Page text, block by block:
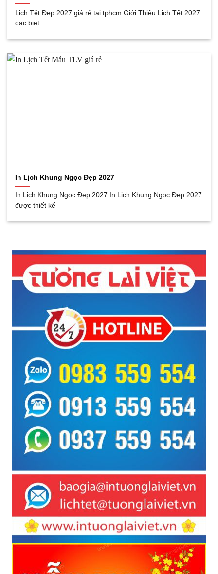
Lịch Tết Đẹp 2027 giá rẻ tại tphcm Giới Thiệu Lịch Tết 2027
đặc biệt
In Lịch Khung Ngọc Đẹp 2027
In Lịch Khung Ngọc Đẹp 2027 In Lịch Khung Ngọc Đẹp 2027
được thiết kế